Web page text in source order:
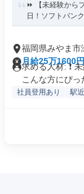
⏩️ 【未経験から
日！ソフトバン
福岡県みやま市
月給25万1600
求める人材: ❗
こんな方にぴっ
社員登用あり 駅